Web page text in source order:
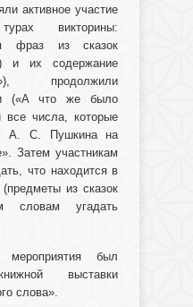
активное участие
викторины:
фраз из сказок
и их содержание
продолжили
(«А что же было
все числа, которые
А. С. Пушкина на
Затем участникам
что находится в
из сказок
словам угадать
мероприятия был
выставки
слова».